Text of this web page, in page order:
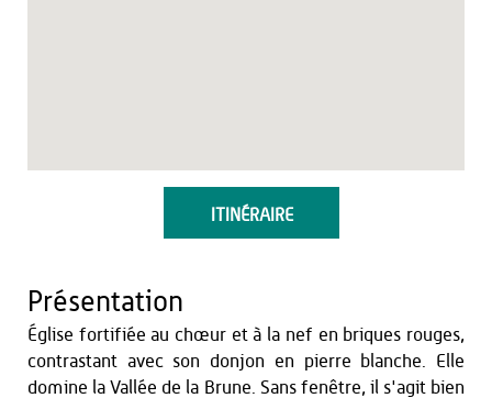
ITINÉRAIRE
Présentation
Église fortifiée au chœur et à la nef en briques rouges,
contrastant avec son donjon en pierre blanche. Elle
domine la Vallée de la Brune. Sans fenêtre, il s'agit bien